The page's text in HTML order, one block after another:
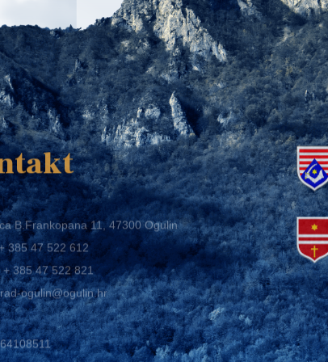
B.Frankopana 11, 47300 Ogulin
385 47 522 612
+ 385 47 522 821
ogulin@ogulin.hr